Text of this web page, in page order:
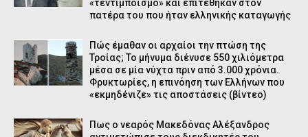
«τεντιμποϊσμό» και επιτέθηκαν στον
πατέρα του που ήταν ελληνικής καταγωγής
Πώς έμαθαν οι αρχαίοι την πτώση της
Τροίας; Το μήνυμα διένυσε 550 χιλιόμετρα
μέσα σε μία νύχτα πριν από 3.000 χρόνια.
Φρυκτωρίες, η επινόηση των Ελλήνων που
«εκμηδένιζε» τις αποστάσεις (βίντεο)
Πως ο νεαρός Μακεδόνας Αλέξανδρος